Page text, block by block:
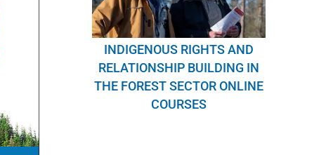
INDIGENOUS RIGHTS AND
RELATIONSHIP BUILDING IN
THE FOREST SECTOR ONLINE
COURSES